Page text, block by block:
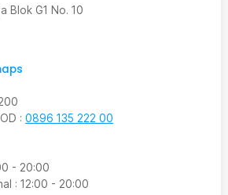
Blok G1 No. 10
: 0896 135 222 00
- 20:00
: 12:00 - 20:00